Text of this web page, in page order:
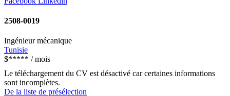
2508-0019
Ingénieur mécanique
Tunisie
$***** / mois
Le téléchargement du CV est désactivé car certaines informations
sont incomplètes.
De la liste de présélection